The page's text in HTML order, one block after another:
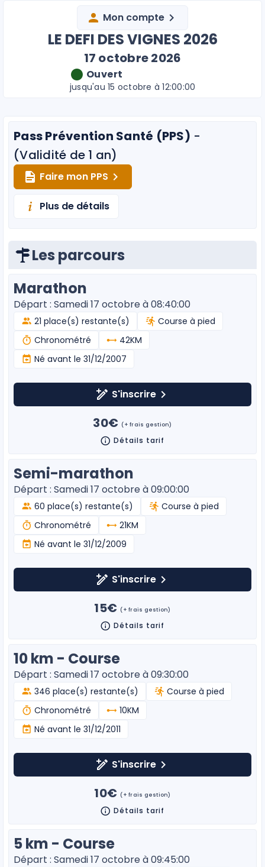
Mon compte
LE DEFI DES VIGNES 2026
17 octobre 2026
Ouvert
jusqu'au 15 octobre à 12:00:00
Pass Prévention Santé (PPS) -
(Validité de 1 an)
Faire mon PPS
Plus de détails
Les parcours
Marathon
Départ : Samedi 17 octobre à 08:40:00
21 place(s) restante(s)
Course à pied
Chronométré
42KM
Né avant le 31/12/2007
S'inscrire
30€ (+ frais gestion)
Détails tarif
Semi-marathon
Départ : Samedi 17 octobre à 09:00:00
60 place(s) restante(s)
Course à pied
Chronométré
21KM
Né avant le 31/12/2009
S'inscrire
15€ (+ frais gestion)
Détails tarif
10 km - Course
Départ : Samedi 17 octobre à 09:30:00
346 place(s) restante(s)
Course à pied
Chronométré
10KM
Né avant le 31/12/2011
S'inscrire
10€ (+ frais gestion)
Détails tarif
5 km - Course
Départ : Samedi 17 octobre à 09:45:00